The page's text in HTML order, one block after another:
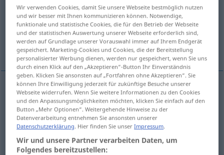
Übersicht aller Übersetzungen
(Für mehr Details die Übersetzung anklicken/antippen)
solitaire, seul, isolé, désert
solitaire einsam
seul einsam
isolé einsam
Wir verwenden Cookies, damit Sie unsere Webseite bestmöglich nutzen
und wir besser mit Ihnen kommunizieren können. Notwendige,
funktionale und statistische Cookies, die für den Betrieb der Webseite
und der statistischen Auswertung unserer Webseite erforderlich sind,
werden auf Grundlage unserer Vorauswahl immer auf Ihrem Endgerät
gespeichert. Marketing-Cookies und Cookies, die der Bereitstellung
personalisierter Werbung dienen, werden nur gespeichert, wenn Sie uns
durch einen Klick auf den „Akzeptieren“-Button Ihr Einverständnis
geben. Klicken Sie ansonsten auf „Fortfahren ohne Akzeptieren“. Sie
können Ihre Einwilligung jederzeit für zukünftige Besuche unserer
Webseite widerrufen. Wenn Sie weitere Informationen zu den Cookies
und den Anpassungsmöglichkeiten möchten, klicken Sie einfach auf den
Button „Mehr Optionen“. Weitergehende Hinweise zu der
Datenverarbeitung entnehmen Sie ansonsten unserer
Datenschutzerklärung. Hier finden Sie unserImpressum.
Wir und unsere Partner verarbeiten Daten, um
Folgendes bereitzustellen: